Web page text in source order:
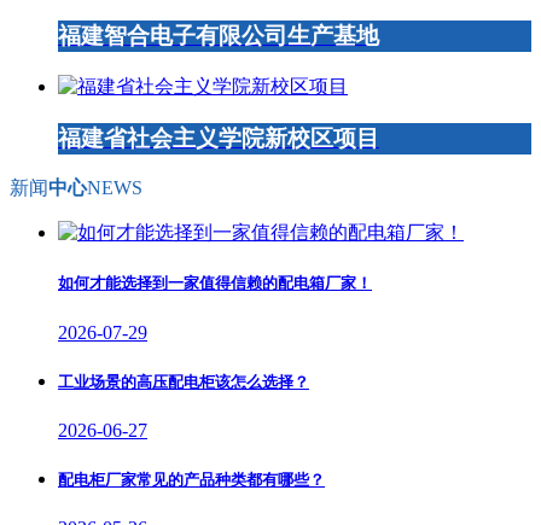
福建智合电子有限公司生产基地
福建省社会主义学院新校区项目
新闻中心NEWS
如何才能选择到一家值得信赖的配电箱厂家！
2026-07-29
工业场景的高压配电柜该怎么选择？
2026-06-27
配电柜厂家常见的产品种类都有哪些？